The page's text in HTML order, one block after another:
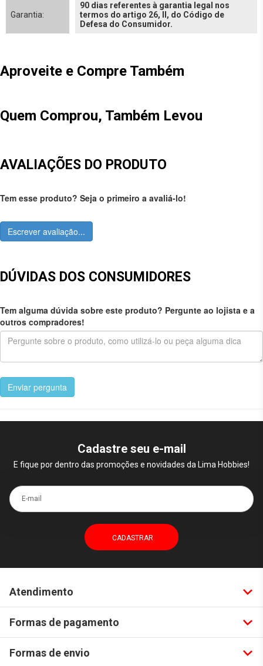
Garantia:
90 dias referentes à garantia legal nos
termos do artigo 26, II, do Código de
Defesa do Consumidor.
Aproveite e Compre Também
Quem Comprou, Também Levou
AVALIAÇÕES DO PRODUTO
Tem esse produto? Seja o primeiro a avaliá-lo!
Escrever avaliação...
DÚVIDAS DOS CONSUMIDORES
Tem alguma dúvida sobre este produto? Pergunte ao lojista e a
outros compradores!
Enviar pergunta
Cadastre seu e-mail
E fique por dentro das promoções e novidades da Lima Hobbies!
E-mail
Atendimento
Formas de pagamento
Formas de envio